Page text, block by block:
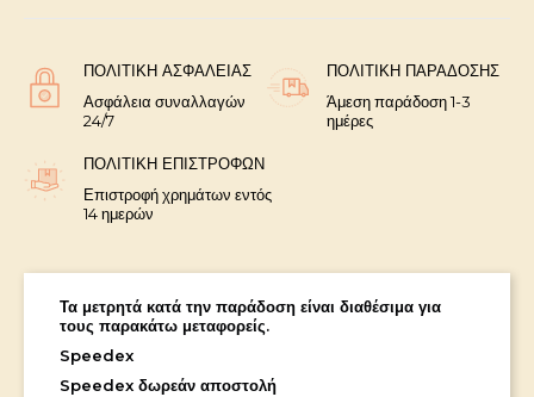
ΠΟΛΙΤΙΚΉ ΑΣΦΑΛΕΊΑΣ
Ασφάλεια συναλλαγών
24/7
ΠΟΛΙΤΙΚΉ ΠΑΡΆΔΟΣΗΣ
Άμεση παράδοση 1-3
ημέρες
ΠΟΛΙΤΙΚΉ ΕΠΙΣΤΡΟΦΏΝ
Επιστροφή χρημάτων εντός
14 ημερών
Τα μετρητά κατά την παράδοση είναι διαθέσιμα για
τους παρακάτω μεταφορείς.
Speedex
Speedex δωρεάν αποστολή